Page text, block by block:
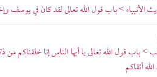
> باب قول الله تعالى لقد كان في يوسف
قول الله تعالى يا أيها الناس إنا خلقناكم من
أتقاكم